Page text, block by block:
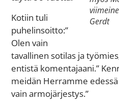
Gerdt
Kotiin tuli
puhelinsoitto:”
Olen vain
tavallinen sotilas ja
entistä komentajaani.”
meidän Herramme
vain armojärjestys.”